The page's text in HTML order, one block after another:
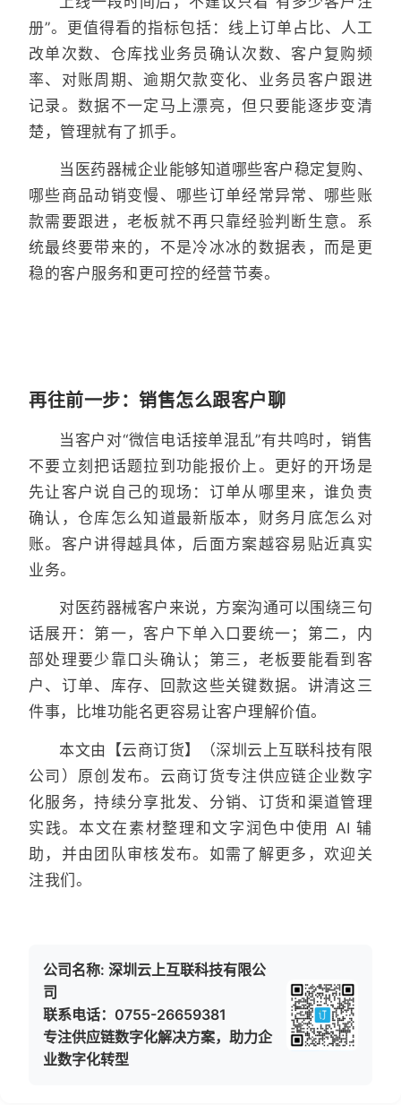
册”。更值得看的指标包括：线上订单占比、人工
改单次数、仓库找业务员确认次数、客户复购频
率、对账周期、逾期欠款变化、业务员客户跟进
记录。数据不一定马上漂亮，但只要能逐步变清
楚，管理就有了抓手。
当医药器械企业能够知道哪些客户稳定复购、
哪些商品动销变慢、哪些订单经常异常、哪些账
款需要跟进，老板就不再只靠经验判断生意。系
统最终要带来的，不是冷冰冰的数据表，而是更
稳的客户服务和更可控的经营节奏。
再往前一步：销售怎么跟客户聊
当客户对“微信电话接单混乱”有共鸣时，销售
不要立刻把话题拉到功能报价上。更好的开场是
先让客户说自己的现场：订单从哪里来，谁负责
确认，仓库怎么知道最新版本，财务月底怎么对
账。客户讲得越具体，后面方案越容易贴近真实
业务。
对医药器械客户来说，方案沟通可以围绕三句
话展开：第一，客户下单入口要统一；第二，内
部处理要少靠口头确认；第三，老板要能看到客
户、订单、库存、回款这些关键数据。讲清这三
件事，比堆功能名更容易让客户理解价值。
本文由【云商订货】（深圳云上互联科技有限
公司）原创发布。云商订货专注供应链企业数字
化服务，持续分享批发、分销、订货和渠道管理
实践。本文在素材整理和文字润色中使用 AI 辅
助，并由团队审核发布。如需了解更多，欢迎关
注我们。
公司名称: 深圳云上互联科技有限公
司
联系电话：0755-26659381
专注供应链数字化解决方案，助力企
业数字化转型